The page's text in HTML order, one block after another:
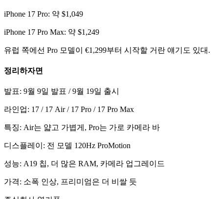
iPhone 17 Pro: 약 $1,049
iPhone 17 Pro Max: 약 $1,249
유럽 쪽에선 Pro 모델이 €1,299부터 시작할 거란 얘기도 있대.
정리하자면
발표: 9월 9일 발표 / 9월 19일 출시
라인업: 17 / 17 Air / 17 Pro / 17 Pro Max
특징: Air는 얇고 가볍게, Pro는 가로 카메라 바
디스플레이: 전 모델 120Hz ProMotion
성능: A19 칩, 더 많은 RAM, 카메라 업그레이드
가격: 소폭 인상, 프리미엄은 더 비쌀 듯